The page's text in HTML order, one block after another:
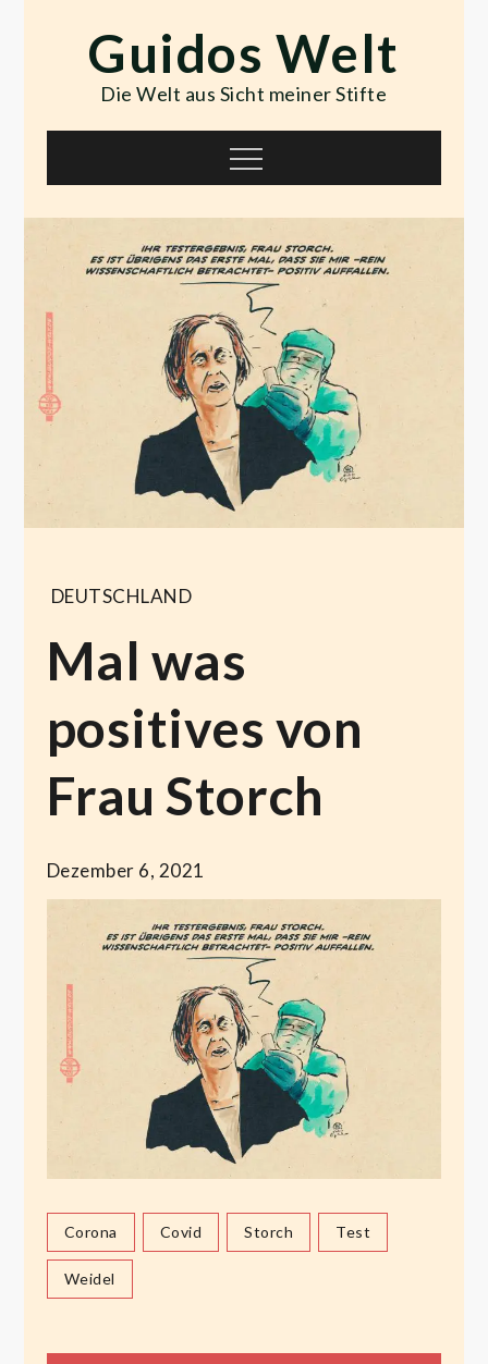
contentGuidos Welt
Die Welt aus Sicht meiner Stifte
Menu
DEUTSCHLAND
Mal was
positives von
Frau Storch
Dezember 6, 2021
Corona Covid Storch Test
Weidel